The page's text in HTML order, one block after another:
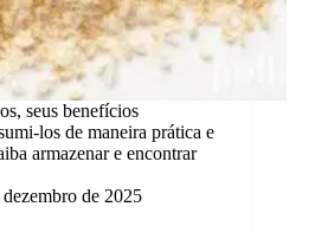
seus benefícios
los de maneira prática e
armazenar e encontrar
dezembro de 2025